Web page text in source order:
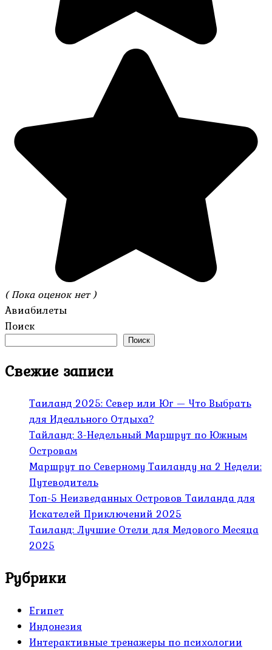
( Пока оценок нет )
Авиабилеты
Поиск
Поиск
Свежие записи
Таиланд 2025: Север или Юг — Что Выбрать
для Идеального Отдыха?
Тайланд: 3-Недельный Маршрут по Южным
Островам
Маршрут по Северному Таиланду на 2 Недели:
Путеводитель
Топ-5 Неизведанных Островов Таиланда для
Искателей Приключений 2025
Таиланд: Лучшие Отели для Медового Месяца
2025
Рубрики
Египет
Индонезия
Интерактивные тренажеры по психологии